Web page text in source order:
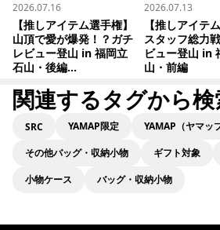
2026.07.16
【推しアイテム選手権】
山頂で愛が爆発！？ガチ
レビュー登山 in 福岡立
石山・後編...
2026.07.13
【推しアイテ
スタッフ総力
ビュー登山 in
山・前編
関連するタグから検
SRC YAMAP限定
YAMAP（ヤマッ
その他バッグ・収納小物
ギフト対象
小物ケース
バッグ・収納小物